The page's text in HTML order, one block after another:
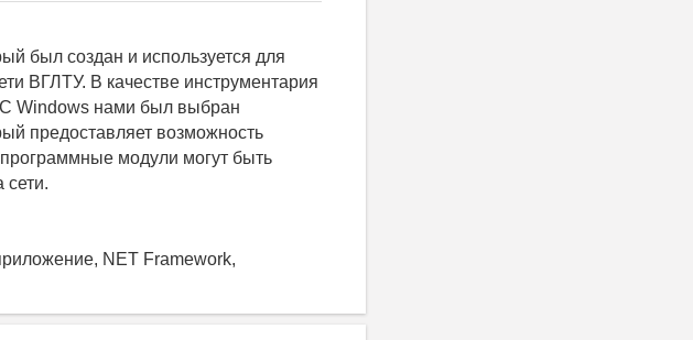
был создан и используется для
ВГЛТУ. В качестве инструментария
Windows нами был выбран
предоставляет возможность
модули могут быть
сети.
NET Framework,